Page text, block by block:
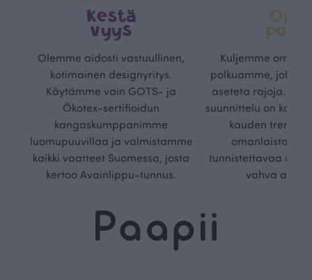
Kestä
vyys
Olemme aidosti vastuullinen,
kotimainen designyritys.
Käytämme vain GOTS- ja
Ökotex-sertifioidun
kangaskumppanimme
luomupuuvillaa ja valmistamme
kaikki vaatteet Suomessa, josta
kertoo Avainlippu-tunnus.
Oma
Kuljemme omaa,
polkuamme, jolla
aseteta rajoja.
suunnittelu on
kauden
omanlaista,
tunnistettavaa
vahva